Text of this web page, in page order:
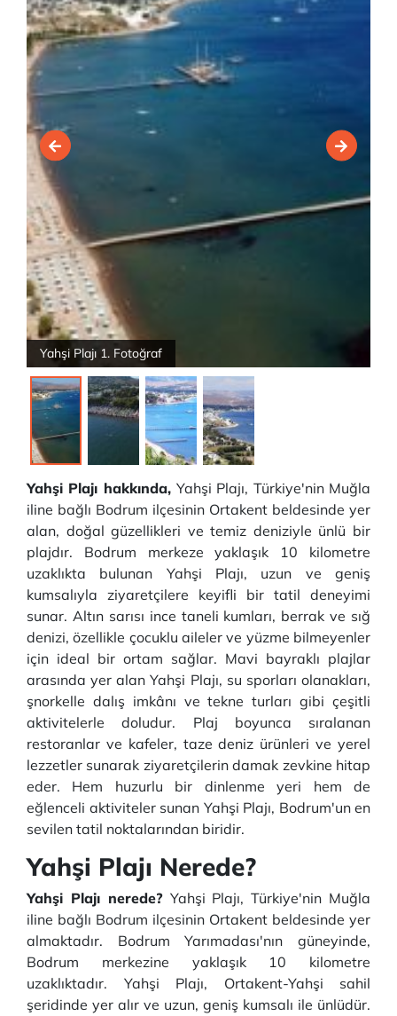
Yahşi Plajı 1. Fotoğraf
Yahşi Plajı hakkında, Yahşi Plajı, Türkiye'nin Muğla
iline bağlı Bodrum ilçesinin Ortakent beldesinde yer
alan, doğal güzellikleri ve temiz deniziyle ünlü bir
plajdır. Bodrum merkeze yaklaşık 10 kilometre
uzaklıkta bulunan Yahşi Plajı, uzun ve geniş
kumsalıyla ziyaretçilere keyifli bir tatil deneyimi
sunar. Altın sarısı ince taneli kumları, berrak ve sığ
denizi, özellikle çocuklu aileler ve yüzme bilmeyenler
için ideal bir ortam sağlar. Mavi bayraklı plajlar
arasında yer alan Yahşi Plajı, su sporları olanakları,
şnorkelle dalış imkânı ve tekne turları gibi çeşitli
aktivitelerle doludur. Plaj boyunca sıralanan
restoranlar ve kafeler, taze deniz ürünleri ve yerel
lezzetler sunarak ziyaretçilerin damak zevkine hitap
eder. Hem huzurlu bir dinlenme yeri hem de
eğlenceli aktiviteler sunan Yahşi Plajı, Bodrum'un en
sevilen tatil noktalarından biridir.
Yahşi Plajı Nerede?
Yahşi Plajı nerede?Yahşi Plajı, Türkiye'nin Muğla
iline bağlı Bodrum ilçesinin Ortakent beldesinde yer
almaktadır. Bodrum Yarımadası'nın güneyinde,
Bodrum merkezine yaklaşık 10 kilometre
uzaklıktadır. Yahşi Plajı, Ortakent-Yahşi sahil
şeridinde yer alır ve uzun, geniş kumsalı ile ünlüdür.